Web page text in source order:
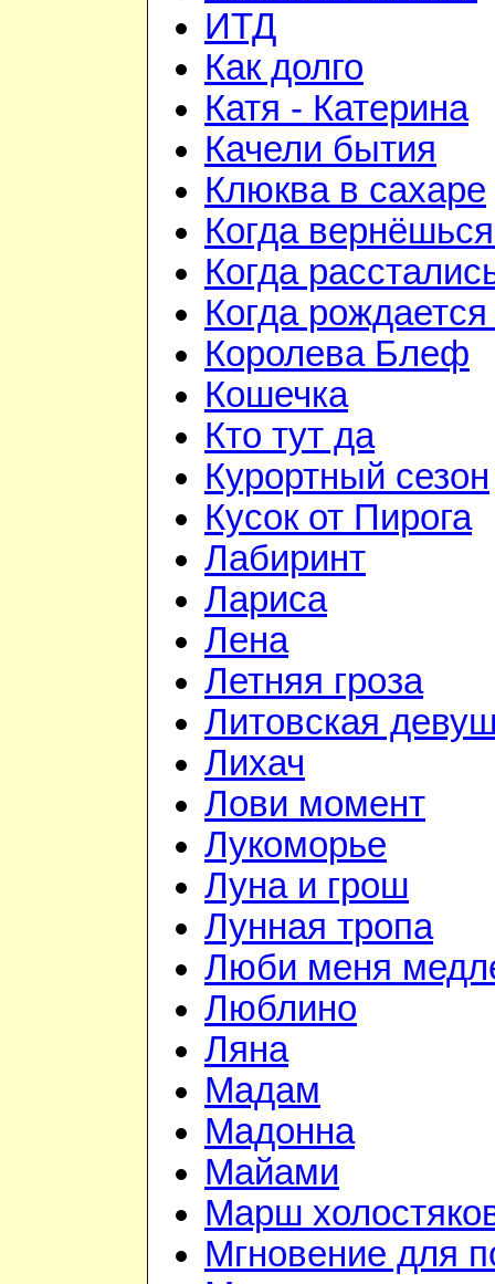
ИТД
Как долго
Катя - Катерина
Качели бытия
Клюква в сахаре
Когда
Когда
Когда
Королева Блеф
Кошечка
Кто тут да
Курортный сезон
Кусок от Пирога
Лабиринт
Лариса
Лена
Летняя гроза
Литовская
Лихач
Лови момент
Лукоморье
Луна и грош
Лунная тропа
Люби меня
Люблино
Ляна
Мадам
Мадонна
Майами
Марш
Мгновение для